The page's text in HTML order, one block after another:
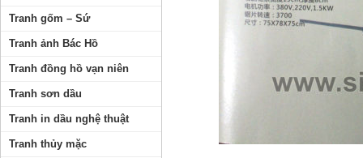
Tranh gốm – Sứ
Tranh ảnh Bác Hồ
Tranh đồng hồ vạn niên
Tranh sơn dầu
Tranh in dầu nghệ thuật
Tranh thủy mặc